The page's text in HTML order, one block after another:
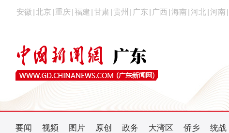
安徽 北京 重庆 福建 甘肃 贵州 广东 广西 海南 河北 河南
要闻 视频 图片 原创 政务 大湾区 侨乡 统战